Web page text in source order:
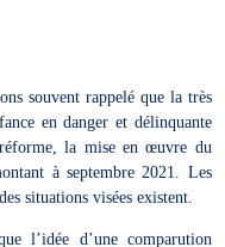
souvent rappelé que la très
en danger et délinquante
la mise en œuvre du
à septembre 2021. Les
situations visées existent.
l’idée d’une comparution